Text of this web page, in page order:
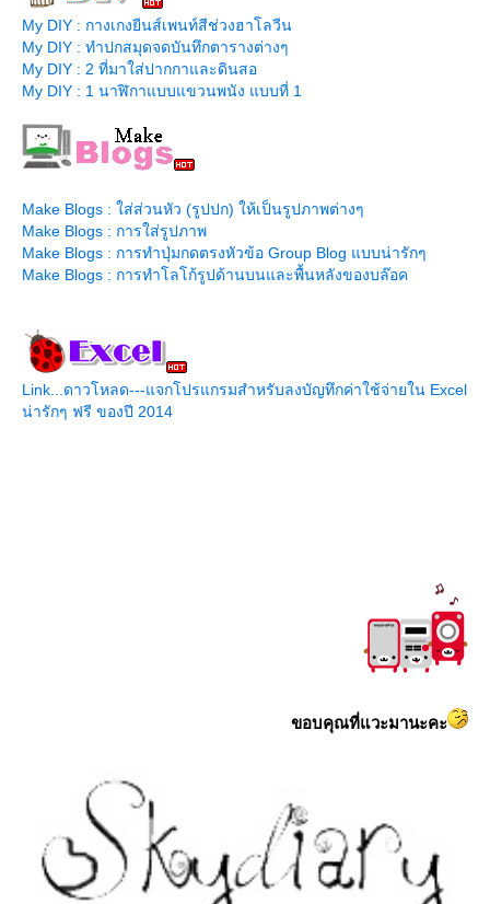
My DIY : กางเกงยีนส์เพนท์สีช่วงฮาโลวีน
My DIY : ทำปกสมุดจดบันทึกตารางต่างๆ
My DIY : 2 ที่มาใส่ปากกาและดินสอ
My DIY : 1 นาฬิกาแบบแขวนพนัง แบบที่ 1
Make Blogs : ใส่ส่วนหัว (รูปปก) ให้เป็นรูปภาพต่างๆ
Make Blogs : การใส่รูปภาพ
Make Blogs : การทำปุ่มกดตรงหัวข้อ Group Blog แบบน่ารักๆ
Make Blogs : การทำโลโก้รูปด้านบนและพื้นหลังของบล๊อค
Link...ดาวโหลด---แจกโปรแกรมสำหรับลงบัญทึกค่าใช้จ่ายใน Excel
น่ารักๆ ฟรี ของปี 2014
ขอบคุณที่แวะมานะคะ